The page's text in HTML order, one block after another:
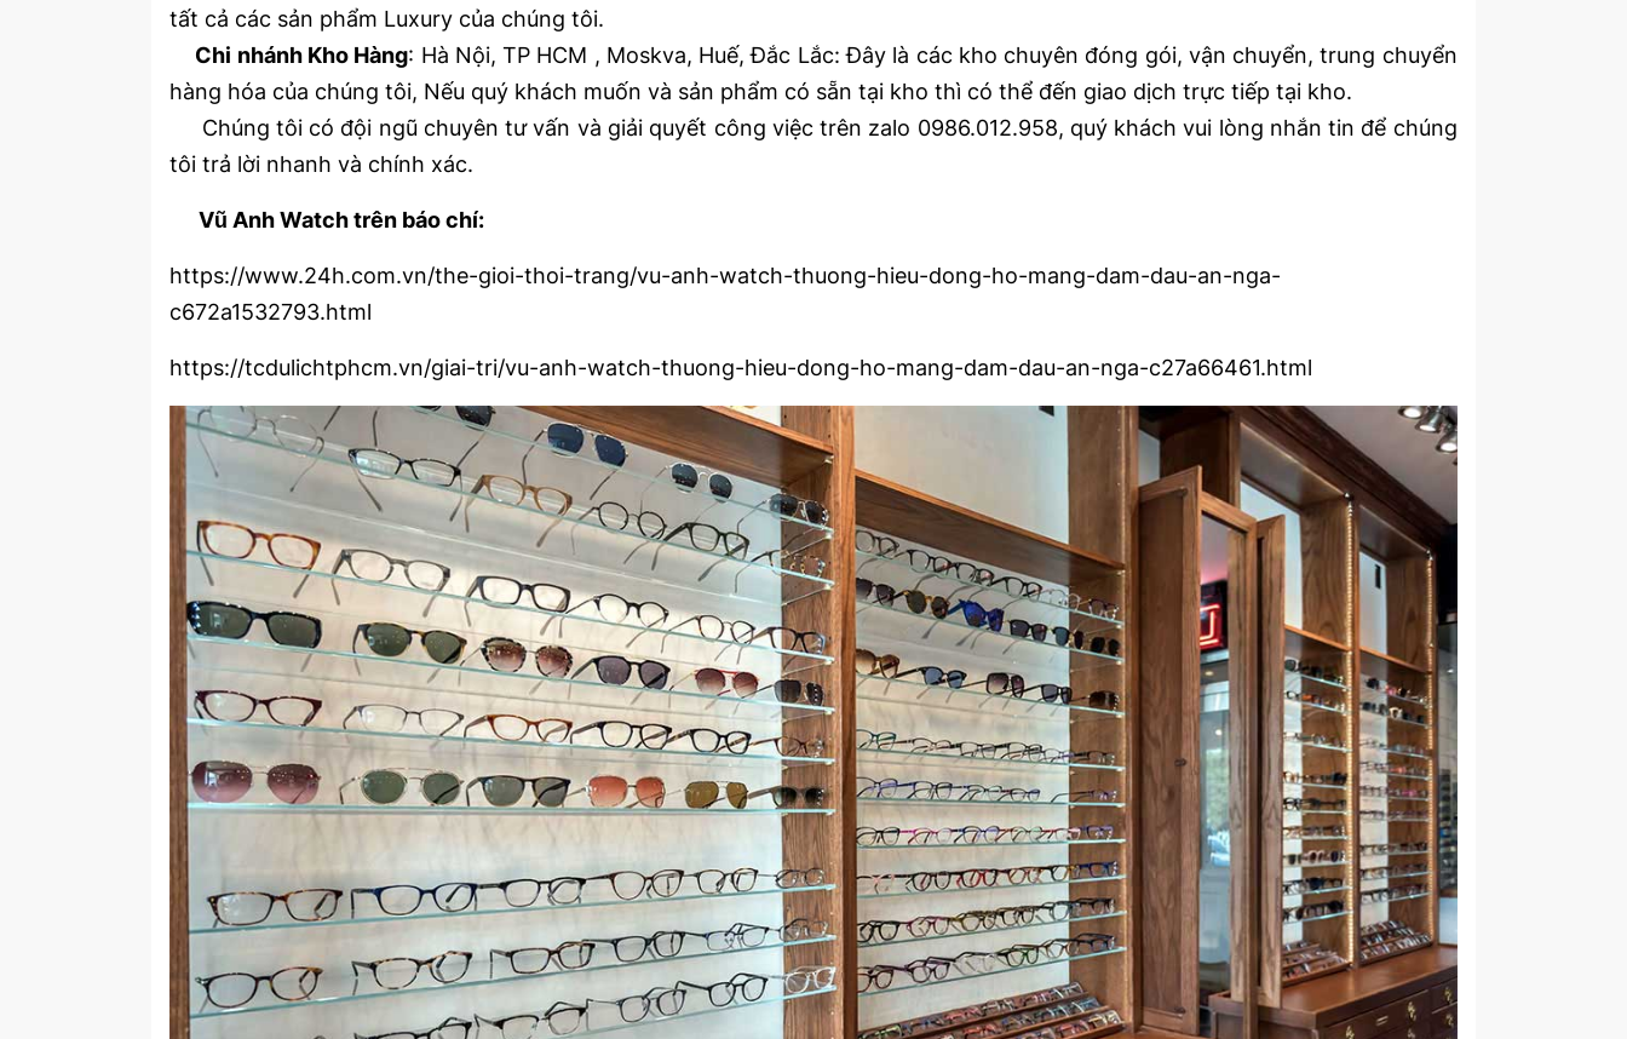
tất cả các sản phẩm Luxury của chúng tôi.
Chi nhánh Kho Hàng: Hà Nội, TP HCM , Moskva, Huế, Đắc Lắc: Đây là các kho chuyên đóng gói, vận chuyển, trung chuyển
hàng hóa của chúng tôi, Nếu quý khách muốn và sản phẩm có sẵn tại kho thì có thể đến giao dịch trực tiếp tại kho.
Chúng tôi có đội ngũ chuyên tư vấn và giải quyết công việc trên zalo 0986.012.958, quý khách vui lòng nhắn tin để chúng
tôi trả lời nhanh và chính xác.
Vũ Anh Watch trên báo chí:
https://www.24h.com.vn/the-gioi-thoi-trang/vu-anh-watch-thuong-hieu-dong-ho-mang-dam-dau-an-nga-
c672a1532793.html
https://tcdulichtphcm.vn/giai-tri/vu-anh-watch-thuong-hieu-dong-ho-mang-dam-dau-an-nga-c27a66461.html